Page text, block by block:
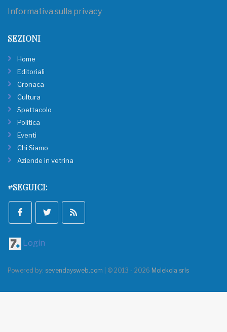
Informativa sulla privacy
SEZIONI
Home
Editoriali
Cronaca
Cultura
Spettacolo
Politica
Eventi
Chi Siamo
Aziende in vetrina
#SEGUICI:
Login
Powered by: sevendaysweb.com | © 2013 - 2026 Molekola srls